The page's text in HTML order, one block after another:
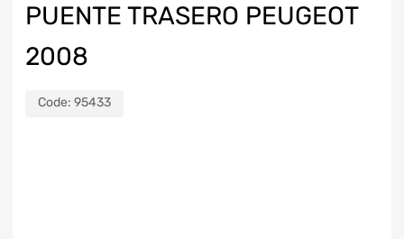
PUENTE TRASERO PEUGEOT
2008
Code: 95433